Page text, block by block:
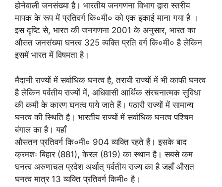
होनेवाली जनसंख्या है। भारतीय जनगणना विभाग द्वारा स्तरीय
मापक के रूप में प्रतिवर्ग कि०मी० को एक इकाई माना गया है ।
इस दृष्टि से, भारत की जनगणना 2001 के अनुसार, भारत का
औसत जनसंख्या घनत्व 325 व्यक्ति प्रति वर्ग कि०मी० है लेकिन
इसमें भारत में विषमता है।
मैदानी राज्यों में सर्वाधिक घनत्व है, तरायी राज्यों में भी काफी घनत्व
है लेकिन पर्वतीय राज्यों में, अधिवासी आर्थिक संरचनात्मक सुविधा
की कमी के कारण घनत्व पाये जाते हैं। पठारी राज्यों में सामान्य
घनत्व की स्थिति है। भारतीय राज्यों में सर्वाधिक घनत्व पश्चिम
बंगाल का है। यहाँ
औसतन प्रतिवर्ग कि०मी० 904 व्यक्ति रहते हैं। इसके बाद
क्रमशः बिहार (881), केरल (819) का स्थान है। सबसे कम
घनत्व अरुणाचल प्रदेश अर्थात् पर्वतीय राज्य का है जहाँ औसत
घनत्व मात्र 13 व्यक्ति प्रतिवर्ग किमी० है।